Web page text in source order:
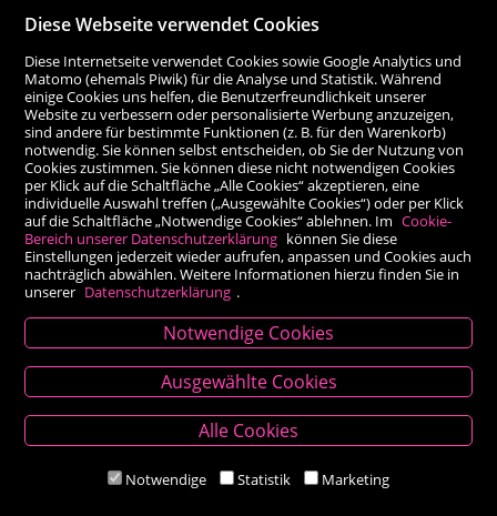
Kontakt
Besold Buch-Papier
Hauptplatz 14, 9300 St. Veit an der Glan
M:bestellung@besold.at
Diese Webseite verwendet Cookies
Diese Internetseite verwendet Cookies sowie Google Analytics und
Matomo (ehemals Piwik) für die Analyse und Statistik. Während
einige Cookies uns helfen, die Benutzerfreundlichkeit unserer
Website zu verbessern oder personalisierte Werbung anzuzeigen,
sind andere für bestimmte Funktionen (z. B. für den Warenkorb)
notwendig. Sie können selbst entscheiden, ob Sie der Nutzung von
Cookies zustimmen. Sie können diese nicht notwendigen Cookies
per Klick auf die Schaltfläche „Alle Cookies“ akzeptieren, eine
individuelle Auswahl treffen („Ausgewählte Cookies“) oder per Klick
auf die Schaltfläche „Notwendige Cookies“ ablehnen. Im Cookie-
Bereich unserer Datenschutzerklärung können Sie diese
Einstellungen jederzeit wieder aufrufen, anpassen und Cookies auch
nachträglich abwählen. Weitere Informationen hierzu finden Sie in
unserer Datenschutzerklärung .
Notwendige Cookies
Ausgewählte Cookies
Alle Cookies
Notwendige Statistik Marketing